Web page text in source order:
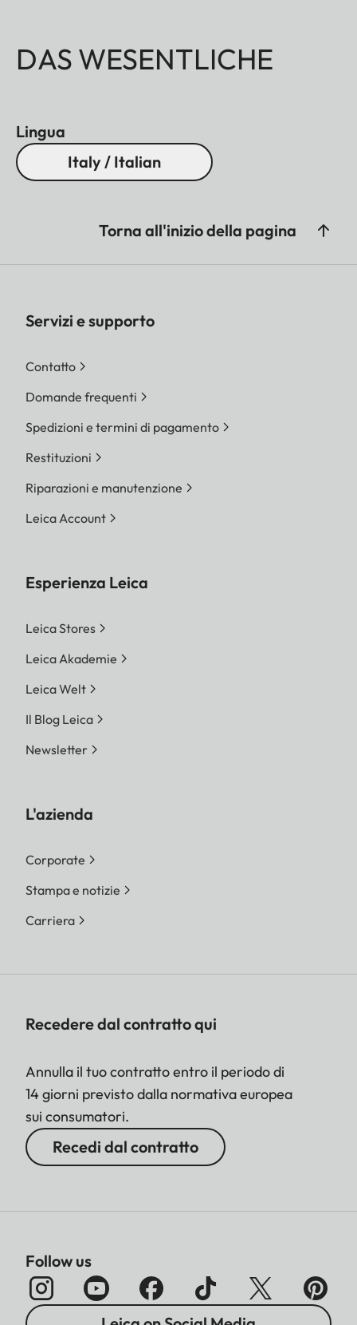
DAS WESENTLICHE
Lingua
Italy / Italian
Torna all'inizio della pagina
Servizi e supporto
Contatto
Domande frequenti
Spedizioni e termini di pagamento
Restituzioni
Riparazioni e manutenzione
Leica Account
Esperienza Leica
Leica Stores
Leica Akademie
Leica Welt
Il Blog Leica
Newsletter
L'azienda
Corporate
Stampa e notizie
Carriera
Recedere dal contratto qui
Annulla il tuo contratto entro il periodo di
14 giorni previsto dalla normativa europea
sui consumatori.
Recedi dal contratto
Follow us